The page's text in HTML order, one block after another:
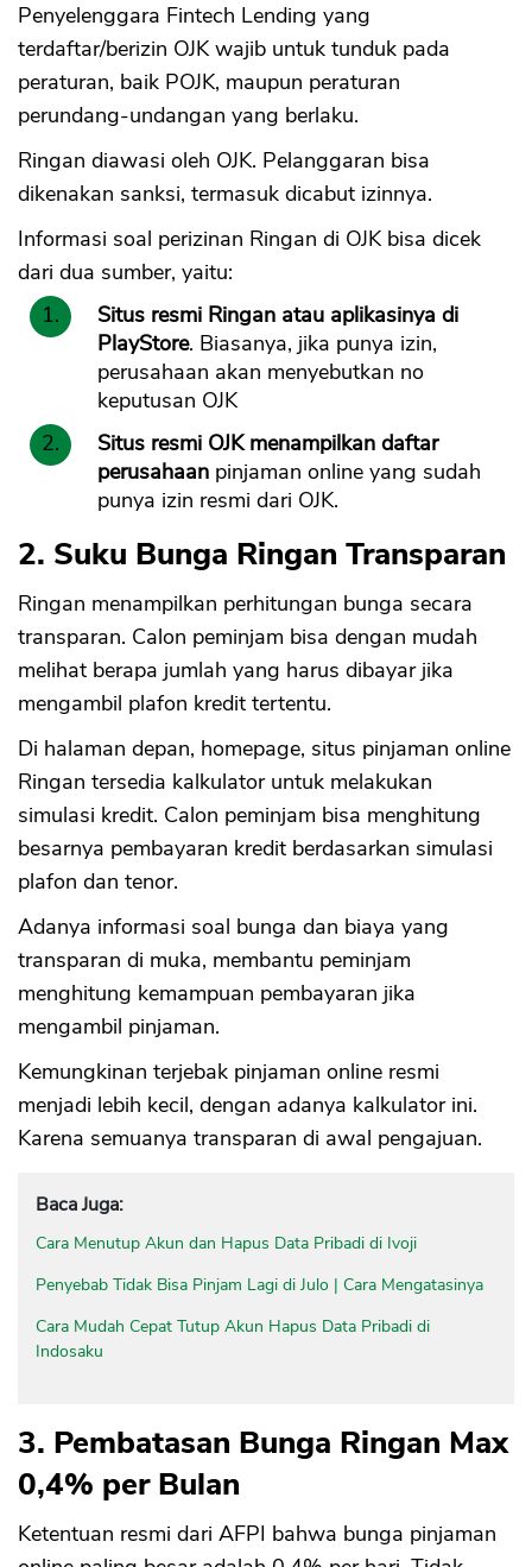
Penyelenggara Fintech Lending yang
terdaftar/berizin OJK wajib untuk tunduk pada
peraturan, baik POJK, maupun peraturan
perundang-undangan yang berlaku.
Ringan diawasi oleh OJK. Pelanggaran bisa
dikenakan sanksi, termasuk dicabut izinnya.
Informasi soal perizinan Ringan di OJK bisa dicek
dari dua sumber, yaitu:
Situs resmi Ringan atau aplikasinya di
PlayStore. Biasanya, jika punya izin,
perusahaan akan menyebutkan no
keputusan OJK
Situs resmi OJK menampilkan daftar
perusahaan pinjaman online yang sudah
punya izin resmi dari OJK.
2. Suku Bunga Ringan Transparan
Ringan menampilkan perhitungan bunga secara
transparan. Calon peminjam bisa dengan mudah
melihat berapa jumlah yang harus dibayar jika
mengambil plafon kredit tertentu.
Di halaman depan, homepage, situs pinjaman online
Ringan tersedia kalkulator untuk melakukan
simulasi kredit. Calon peminjam bisa menghitung
besarnya pembayaran kredit berdasarkan simulasi
plafon dan tenor.
Adanya informasi soal bunga dan biaya yang
transparan di muka, membantu peminjam
menghitung kemampuan pembayaran jika
mengambil pinjaman.
Kemungkinan terjebak pinjaman online resmi
menjadi lebih kecil, dengan adanya kalkulator ini.
Karena semuanya transparan di awal pengajuan.
Baca Juga:
Cara Menutup Akun dan Hapus Data Pribadi di Ivoji
Penyebab Tidak Bisa Pinjam Lagi di Julo | Cara Mengatasinya
Cara Mudah Cepat Tutup Akun Hapus Data Pribadi di
Indosaku
3. Pembatasan Bunga Ringan Max
0,4% per Bulan
Ketentuan resmi dari AFPI bahwa bunga pinjaman